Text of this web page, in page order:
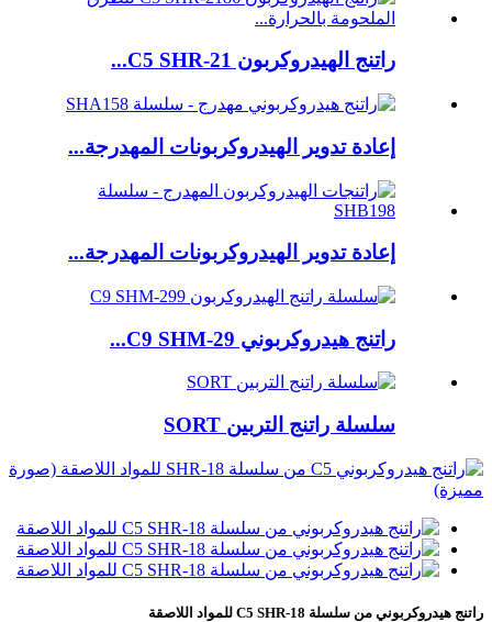
راتنج الهيدروكربون C5 SHR-21...
إعادة تدوير الهيدروكربونات المهدرجة...
إعادة تدوير الهيدروكربونات المهدرجة...
راتنج هيدروكربوني C9 SHM-29...
سلسلة راتنج التربين SORT
راتنج هيدروكربوني من سلسلة C5 SHR-18 للمواد اللاصقة